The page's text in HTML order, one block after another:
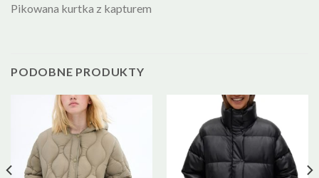
Pikowana kurtka z kapturem
PODOBNE PRODUKTY